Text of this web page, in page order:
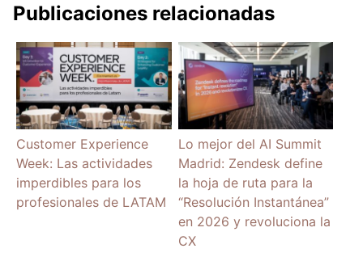
Publicaciones relacionadas
Customer Experience
Week: Las actividades
imperdibles para los
profesionales de LATAM
Lo mejor del AI Summit
Madrid: Zendesk define
la hoja de ruta para la
“Resolución Instantánea”
en 2026 y revoluciona la
CX